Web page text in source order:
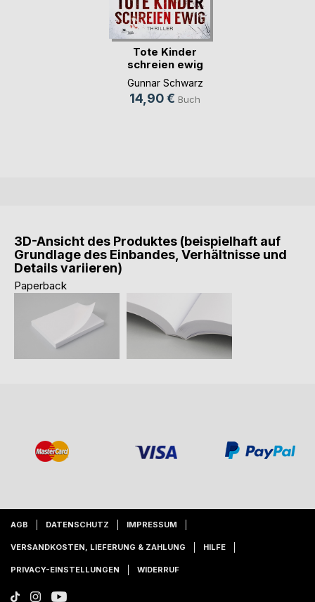
Tote Kinder
schreien ewig
(Bekker (...)
Gunnar Schwarz
14,90 € Buch
3D-Ansicht des Produktes (beispielhaft auf
Grundlage des Einbandes, Verhältnisse und
Details variieren)
Paperback
AGB DATENSCHUTZ IMPRESSUM
VERSANDKOSTEN, LIEFERUNG & ZAHLUNG HILFE
PRIVACY-EINSTELLUNGEN WIDERRUF